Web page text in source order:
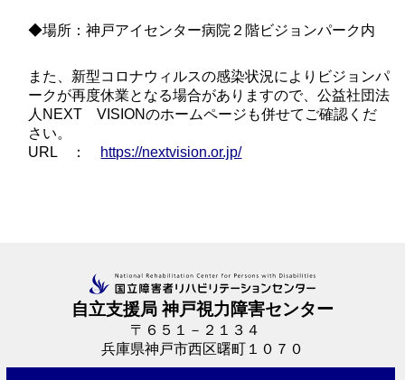
◆場所：神戸アイセンター病院２階ビジョンパーク内
また、新型コロナウィルスの感染状況によりビジョンパ
ークが再度休業となる場合がありますので、公益社団法
人NEXT VISIONのホームページも併せてご確認くだ
さい。
URL ： https://nextvision.or.jp/
自立支援局 神戸視力障害センター
〒６５１－２１３４
兵庫県神戸市西区曙町１０７０